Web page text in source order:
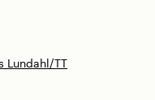
Lundahl/TT